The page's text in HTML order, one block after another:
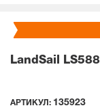
LandSail
АРТИКУЛ: 135923